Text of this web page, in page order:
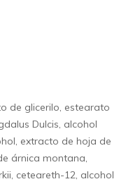
de glicerilo, estearato
Dulcis, alcohol
extracto de hoja de
árnica montana,
ceteareth-12, alcohol